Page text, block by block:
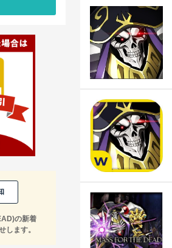
の新着
します。